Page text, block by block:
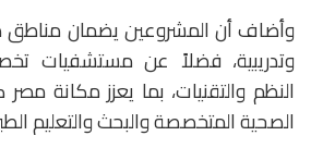
وأضاف أن المشروعين يضمان مناطق
وتدريبية، فضلاً عن مستشفيات
النظم والتقنيات، بما يعزز مكانة
الصحية المتخصصة والبحث والتعليم